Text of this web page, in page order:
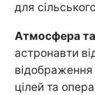
для
Атмосфера
астронавти
відображення
цілей та